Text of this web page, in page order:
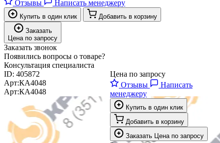
Отзывы
Написать менеджеру
Купить в один клик
Добавить в корзину
Заказать
Цена по запросу
Заказать звонок
Появились вопросы о товаре?
Консультация специалиста
ID: 405872
Арт:КА4048
Арт:КА4048
Цена по запросу
Отзывы
Написать
менеджеру
Купить в один клик
Добавить в корзину
Заказать Цена по запросу